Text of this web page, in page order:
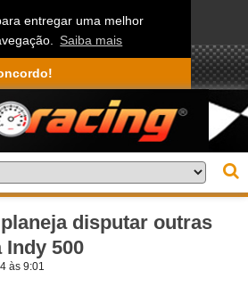
entregar uma melhor
Saiba mais
disputar outras
Indy 500
às 9:01